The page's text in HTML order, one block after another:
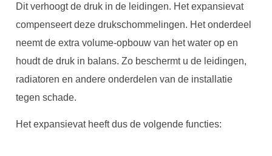
Dit verhoogt de druk in de leidingen. Het expansievat
compenseert deze drukschommelingen. Het onderdeel
neemt de extra volume-opbouw van het water op en
houdt de druk in balans. Zo beschermt u de leidingen,
radiatoren en andere onderdelen van de installatie
tegen schade.
Het expansievat heeft dus de volgende functies: